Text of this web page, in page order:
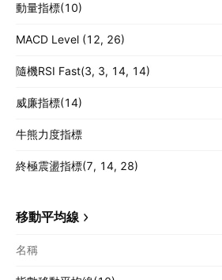
動量指標(10)
MACD Level (12, 26)
隨機RSI Fast(3, 3, 14, 14)
威廉指標(14)
牛熊力度指標
終極震盪指標(7, 14, 28)
移動平均線
名稱